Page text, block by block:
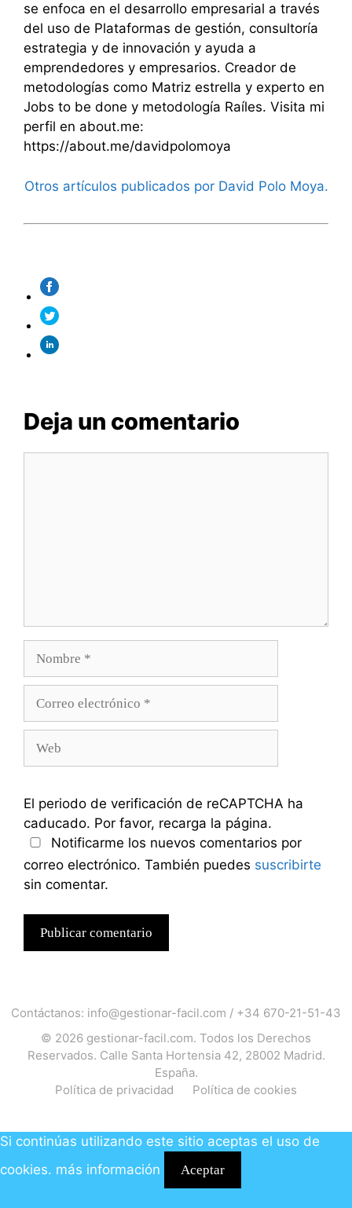
se enfoca en el desarrollo empresarial a través
del uso de Plataformas de gestión, consultoría
estrategia y de innovación y ayuda a
emprendedores y empresarios. Creador de
metodologías como Matriz estrella y experto en
Jobs to be done y metodología Raíles. Visita mi
perfil en about.me:
https://about.me/davidpolomoya
Otros artículos publicados por David Polo Moya.
Deja un comentario
electrónico
El periodo de verificación de reCAPTCHA ha
caducado. Por favor, recarga la página.
Notificarme los nuevos comentarios por
correo electrónico. También puedes suscribirte
sin comentar.
Contáctanos: info@gestionar-facil.com / +34 670-21-51-43
© 2026 gestionar-facil.com. Todos los Derechos
Reservados. Calle Santa Hortensia 42, 28002 Madrid.
España.
Política de privacidad
Política de cookies
Si continúas utilizando este sitio aceptas el uso de
cookies. más información Aceptar